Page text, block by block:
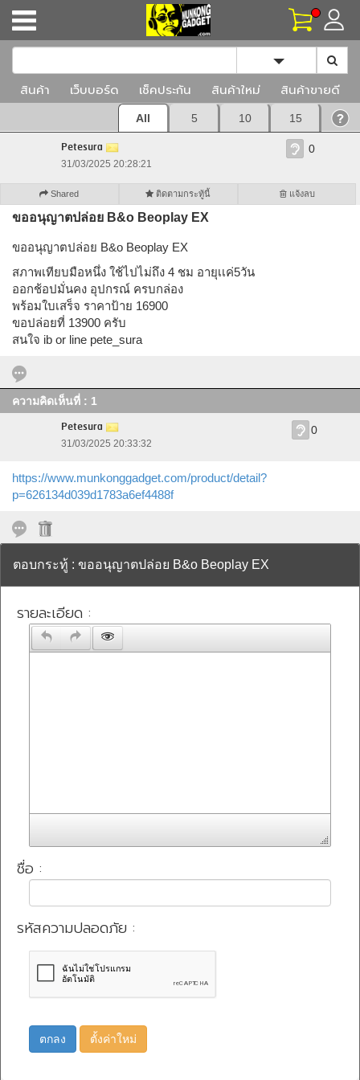
Toggle
สินค้า เว็บบอร์ด เช็คประกัน สินค้าใหม่ สินค้าขายดี
All 5 10 15
Petesura
31/03/2025 20:28:21
0
Shared ติดตามกระทู้นี้ แจ้งลบ
ขออนุญาตปล่อย B&o Beoplay EX
ขออนุญาตปล่อย B&o Beoplay EX
สภาพเทียบมือหนึ่ง ใช้ไปไม่ถึง 4 ชม อายุเเค่5วัน
ออกช้อปมั่นคง อุปกรณ์ ครบกล่อง
พร้อมใบเสร็จ ราคาป้าย 16900
ขอปล่อยที่ 13900 ครับ
สนใจ ib or line pete_sura
ความคิดเห็นที่ : 1
Petesura
31/03/2025 20:33:32
0
https://www.munkonggadget.com/product/detail?
p=626134d039d1783a6ef4488f
ตอบกระทู้ : ขออนุญาตปล่อย B&o Beoplay EX
รายละเอียด :
ชื่อ :
รหัสความปลอดภัย :
ตกลง ตั้งค่าใหม่